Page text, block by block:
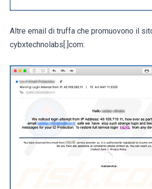
Altre email di truffa che promuovono il
cybxtechnolabs[.]com: